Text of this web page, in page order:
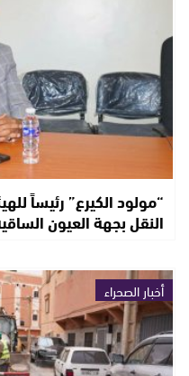
“مولود الكيرع” رئيساً
النقل بجهة العيون
أخبار الصحراء